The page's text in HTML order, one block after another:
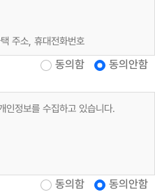
주소, 휴대전화번호
, 업태, 종목, 사업장 전화, 팩스번
급 계좌정보
동의함
동의안함
인정보를 수집하고 있습니다.
동의함
동의안함